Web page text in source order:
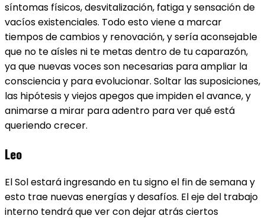
síntomas físicos, desvitalización, fatiga y sensación de
vacíos existenciales. Todo esto viene a marcar
tiempos de cambios y renovación, y sería aconsejable
que no te aísles ni te metas dentro de tu caparazón,
ya que nuevas voces son necesarias para ampliar la
consciencia y para evolucionar. Soltar las suposiciones,
las hipótesis y viejos apegos que impiden el avance, y
animarse a mirar para adentro para ver qué está
queriendo crecer.
Leo
El Sol estará ingresando en tu signo el fin de semana y
esto trae nuevas energías y desafíos. El eje del trabajo
interno tendrá que ver con dejar atrás ciertos